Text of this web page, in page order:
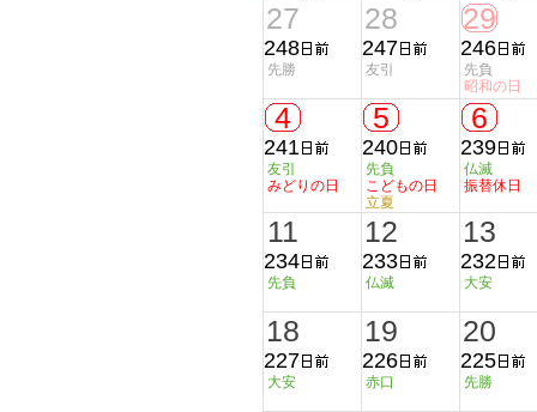
27
248
先勝
28
247
友引
29
246
先負
昭和の日
4
241
友引
みどりの日
5
240
先負
こどもの日
立夏
6
239
仏滅
振替休日
11
234
先負
12
233
仏滅
13
232
大安
18
227
大安
19
226
赤口
20
225
先勝